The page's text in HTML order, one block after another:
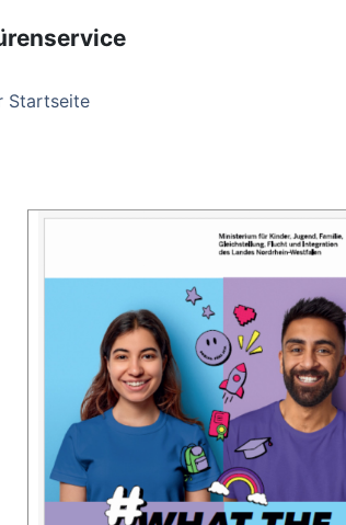
Startseite